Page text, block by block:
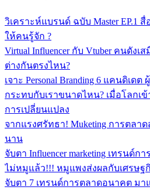
วิเคราะห์แบรนด์ ฉบับ Master EP.1
ให้คนรู้จัก ?
Virtual Influencer กับ Vtuber คนดังเ
ต่างกันตรงไหน?
เจาะ Personal Branding 6 แคนดิเดต
กระทบกับเราขนาดไหน? เมื่อโลกเข้
การเปลี่ยนแปลง
จากแรงศรัทธา! Muketing การตล
นาน
จับตา Influencer marketing เทรนด์
ไม่หมูแล้ว!!! หมูแพงส่งผลกับเศรษฐ
จับตา 7 เทรนด์การตลาดอนาคต มา